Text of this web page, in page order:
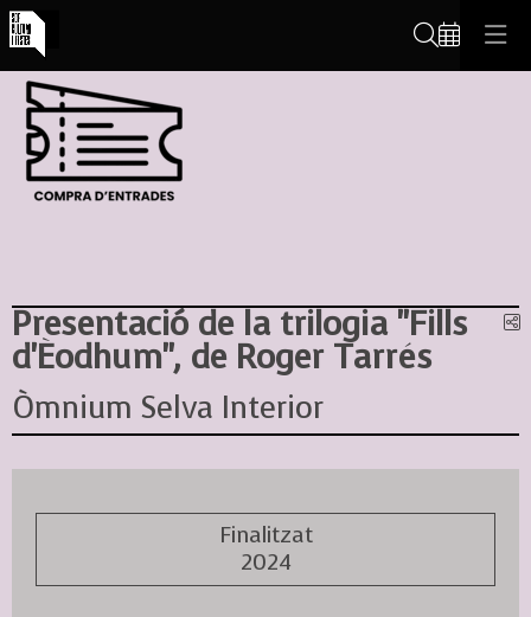
Presentació de la trilogia "Fills
d'Èodhum", de Roger Tarrés
Òmnium Selva Interior
Finalitzat
2024